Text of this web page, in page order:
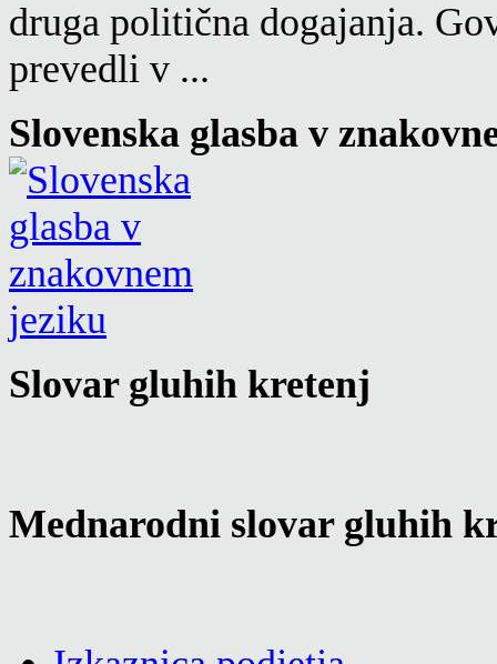
druga politična dogajanja.
prevedli v ...
Slovenska glasba v
Slovar gluhih kretenj
Mednarodni slovar gluhih